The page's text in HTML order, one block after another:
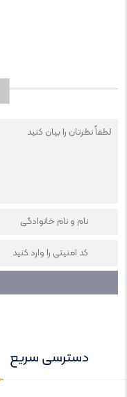
دسترسی سریع